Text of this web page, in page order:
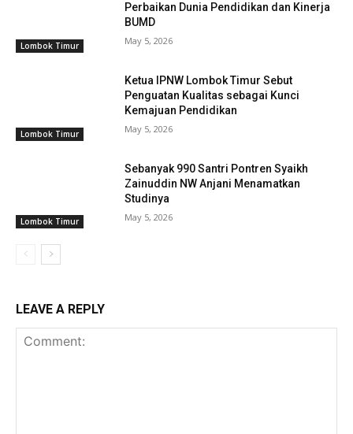
Lombok Timur
Perbaikan Dunia Pendidikan dan Kinerja
BUMD
May 5, 2026
Lombok Timur
Ketua IPNW Lombok Timur Sebut
Penguatan Kualitas sebagai Kunci
Kemajuan Pendidikan
May 5, 2026
Lombok Timur
Sebanyak 990 Santri Pontren Syaikh
Zainuddin NW Anjani Menamatkan
Studinya
May 5, 2026
LEAVE A REPLY